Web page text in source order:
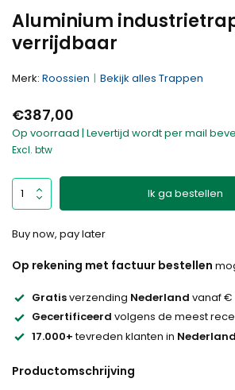
Aluminium
verrijdbaar
Merk: Roossien Bekijk alles Trappen
€387,00
Op voorraad | Levertijd wordt per mail
Excl. btw
Ik ga bestellen
Buy now, pay later
Op rekening met factuur bestellen
Gratisverzending Nederland vanaf €
Gecertificeerd volgens de meest
17.000+tevreden klanten in Nederland
Productomschrijving